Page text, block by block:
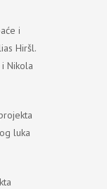
i
Hiršl.
Nikola
luka